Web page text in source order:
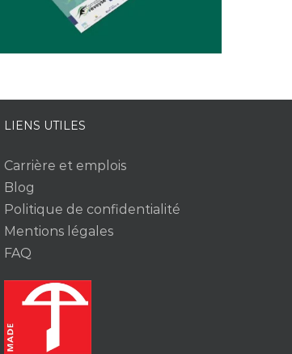
LIENS UTILES
Carrière et emplois
Blog
Politique de confidentialité
Mentions légales
FAQ